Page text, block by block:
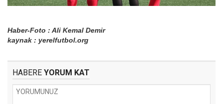
Haber-Foto : Ali Kemal Demir
kaynak : yerelfutbol.org
HABERE YORUM KAT